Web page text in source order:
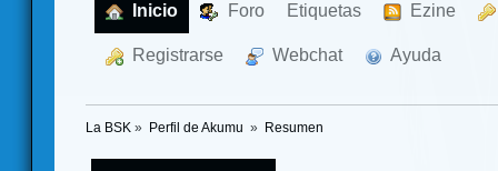
Inicio Foro Etiquetas Ezine
Registrarse Webchat Ayuda
La BSK » Perfil de Akumu » Resumen